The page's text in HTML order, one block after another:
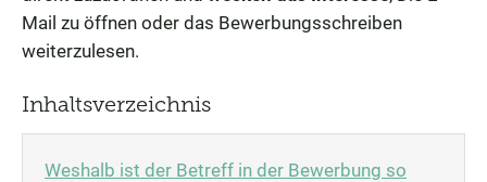
Mail zu öffnen oder das Bewerbungsschreiben
weiterzulesen.
Inhaltsverzeichnis
Weshalb ist der Betreff in der Bewerbung so